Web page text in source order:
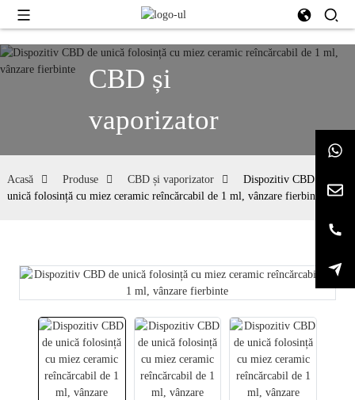
CBD și
vaporizator
Acasă Produse CBD și vaporizator
Dispozitiv CBD de
unică folosință cu miez ceramic reîncărcabil de 1 ml, vânzare fierbinte